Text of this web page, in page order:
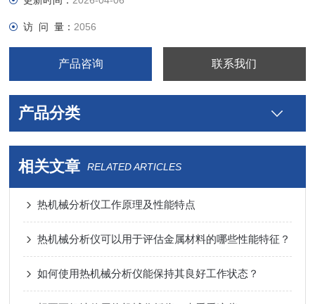
访 问 量： 2056
产品咨询 联系我们
产品分类
相关文章 RELATED ARTICLES
热机械分析仪工作原理及性能特点
热机械分析仪可以用于评估金属材料的哪些性能特征？
如何使用热机械分析仪能保持其良好工作状态？